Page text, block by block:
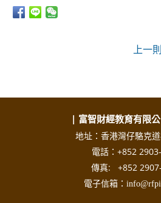
上一則
| 富智財經教育有限
地址：香港灣仔駱克
電話：+852
傳真: +852
電子信箱：